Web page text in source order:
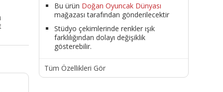
Bu ürün Doğan Oyuncak Dünyası
mağazası tarafından gönderilecektir
Stüdyo çekimlerinde renkler ışık
farklılığından dolayı değişiklik
gösterebilir.
Tüm Özellikleri Gör